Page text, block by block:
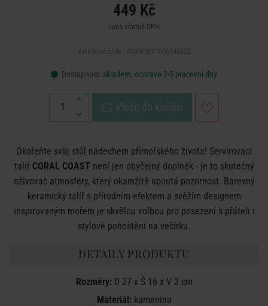
449 Kč
cena včetně DPH
Dostupnost: skladem, doprava 2-5 pracovní dny
Vložit do košíku
Okořeňte svůj stůl nádechem přímořského života! Servírovací
talíř CORAL COAST není jen obyčejný doplněk - je to skutečný
oživovač atmosféry, který okamžitě upoutá pozornost. Barevný
keramický talíř s přírodním efektem a svěžím designem
inspirovaným mořem je skvělou volbou pro posezení s přáteli i
stylové pohoštění na večírku.
DETAILY PRODUKTU
Rozměry:D 27 x Š 16 x V 2 cm
Materiál:kamenina